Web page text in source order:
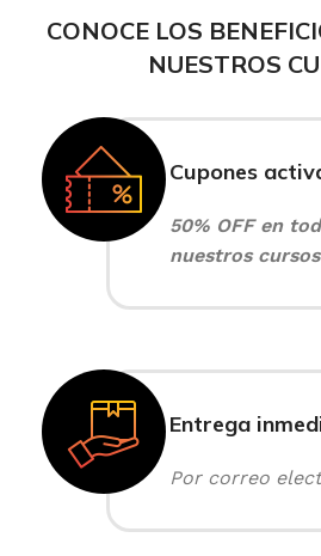
CONOCE LOS
NUESTROS
Cupones
50% OFF en
nuestros cursos
Entrega
Por correo